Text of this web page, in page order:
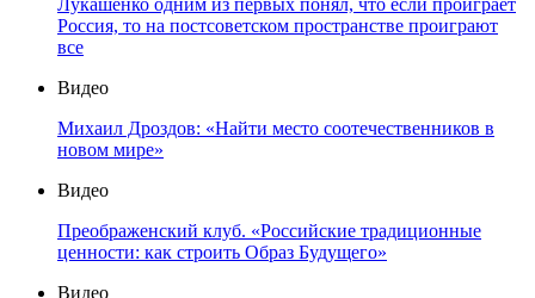
Лукашенко одним из первых понял, что если проиграет
Россия, то на постсоветском пространстве проиграют
все
Видео
Михаил Дроздов: «Найти место соотечественников в
новом мире»
Видео
Преображенский клуб. «Российские традиционные
ценности: как строить Образ Будущего»
Видео